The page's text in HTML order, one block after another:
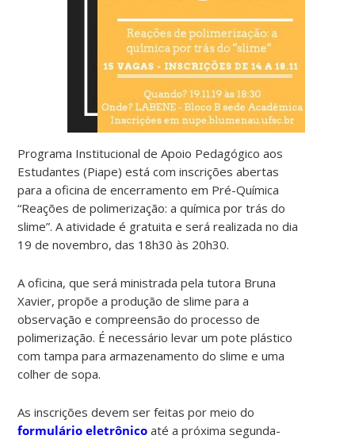
Programa Institucional de Apoio Pedagógico aos
Estudantes (Piape) está com inscrições abertas
para a oficina de encerramento em Pré-Química
“Reações de polimerização: a química por trás do
slime”. A atividade é gratuita e será realizada no dia
19 de novembro, das 18h30 às 20h30.
A oficina, que será ministrada pela tutora Bruna
Xavier, propõe a produção de slime para a
observação e compreensão do processo de
polimerização. É necessário levar um pote plástico
com tampa para armazenamento do slime e uma
colher de sopa.
As inscrições devem ser feitas por meio do
formulário eletrônico até a próxima segunda-